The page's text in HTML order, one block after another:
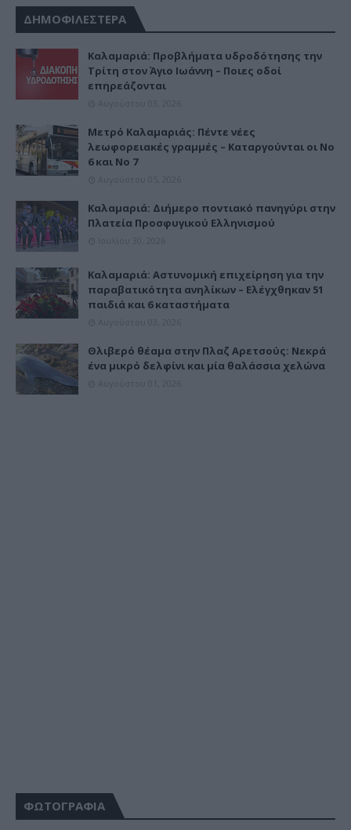
ΔΗΜΟΦΙΛΕΣΤΕΡΑ
Καλαμαριά: Προβλήματα υδροδότησης την
Τρίτη στον Άγιο Ιωάννη – Ποιες οδοί
επηρεάζονται
Μετρό Καλαμαριάς: Πέντε νέες
λεωφορειακές γραμμές – Καταργούνται οι Νο
6 και Νο 7
Καλαμαριά: Διήμερο ποντιακό πανηγύρι στην
Πλατεία Προσφυγικού Ελληνισμού
Καλαμαριά: Αστυνομική επιχείρηση για την
παραβατικότητα ανηλίκων – Ελέγχθηκαν 51
παιδιά και 6 καταστήματα
Θλιβερό θέαμα στην Πλαζ Αρετσούς: Νεκρά
ένα μικρό δελφίνι και μία θαλάσσια χελώνα
ΦΩΤΟΓΡΑΦΙΑ